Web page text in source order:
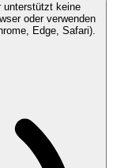
unterstützt keine
oder verwenden
Edge, Safari).